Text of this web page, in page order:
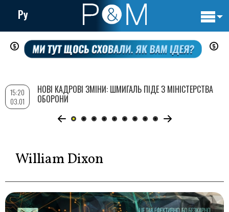
Перейти
до
вмісту
Ру
William Dixon
15:20
03.01
НОВІ КАДРОВІ ЗМІНИ: ШМИГАЛЬ ПІДЕ З МІНІСТЕРСТВА
ОБОРОНИ